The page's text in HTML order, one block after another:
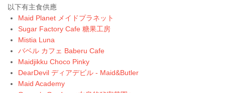
以下有主食供應
Maid Planet メイドプラネット
Sugar Factory Cafe 糖果工房
Mistia Luna
バベル カフェ Baberu Cafe
Maidjikku Choco Pinky
DearDevil ディアデビル - Maid&Butler
Maid Academy